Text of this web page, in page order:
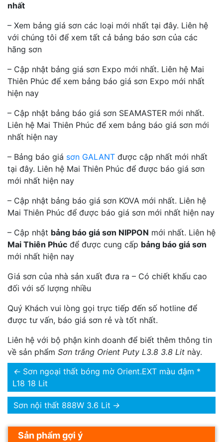
nhất
– Xem bảng giá sơn các loại mới nhất tại đây. Liên hệ
với chúng tôi để xem tất cả bảng báo sơn của các
hãng sơn
– Cập nhật bảng giá sơn Expo mới nhất. Liên hệ Mai
Thiên Phúc để xem bảng báo giá sơn Expo mới nhất
hiện nay
– Cập nhật bảng báo giá sơn SEAMASTER mới nhất.
Liên hệ Mai Thiên Phúc để xem bảng báo giá sơn mới
nhất hiện nay
– Bảng báo giá sơn GALANT được cập nhất mới nhất
tại đây. Liên hệ Mai Thiên Phúc để được báo giá sơn
mới nhất hiện nay
– Cập nhật bảng báo giá sơn KOVA mới nhất. Liên hệ
Mai Thiên Phúc để được báo giá sơn mới nhất hiện nay
– Cập nhật bảng báo giá sơn NIPPON mới nhất. Liên hệ
Mai Thiên Phúc để được cung cấp bảng báo giá sơn
mới nhất hiện nay
Giá sơn của nhà sản xuất đưa ra – Có chiết khấu cao
đối với số lượng nhiều
Quý Khách vui lòng gọi trực tiếp đến số hotline để
được tư vấn, báo giá sơn rẻ và tốt nhất.
Liên hệ với bộ phận kinh doanh để biết thêm thông tin
về sản phẩm Sơn trắng Orient Puty L3.8 3.8 Lit này.
← Sơn ngoại thất bóng mờ Orient.EXT màu đậm *
L18 18 Lit
Sơn nội thất 888W 3.6 Lit →
Sản phẩm gợi ý